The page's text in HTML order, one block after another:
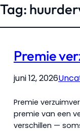
Tag:
Premie
juni 12, 2026
Premie
premie van een
verschillen —